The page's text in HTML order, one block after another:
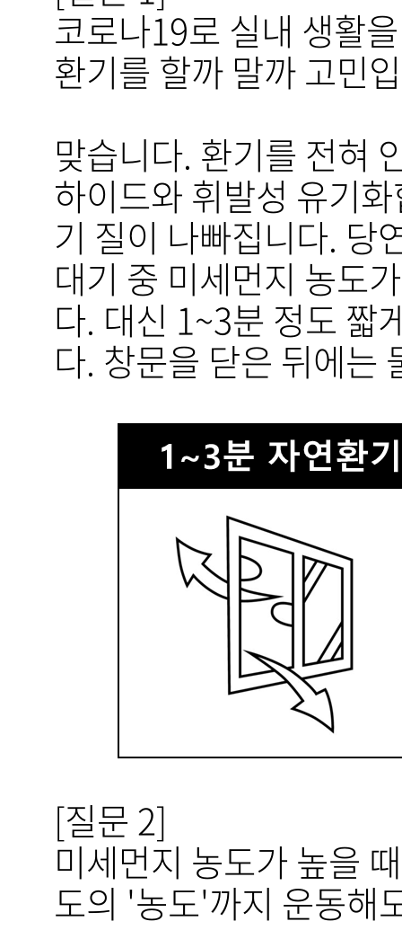
코로나19로 실내 생활
환기를 할까 말까 고민
맞습니다. 환기를 전혀
하이드와 휘발성 유기
기 질이 나빠집니다. 당
대기 중 미세먼지 농도
다. 대신 1~3분 정도 짧
다. 창문을 닫은 뒤에는
[질문 2]
미세먼지 농도가 높을
도의 '농도'까지 운동해